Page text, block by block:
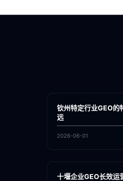
GEO
钦州特定行业GEO的
远
2026-06-01
GEO
十堰企业GEO长效运